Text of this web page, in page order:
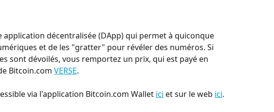
application décentralisée (DApp) qui permet à quiconque
et de les "gratter" pour révéler des numéros. Si
sont dévoilés, vous remportez un prix, qui est payé en
Bitcoin.com VERSE.
via l'application Bitcoin.com Wallet ici et sur le web ici.